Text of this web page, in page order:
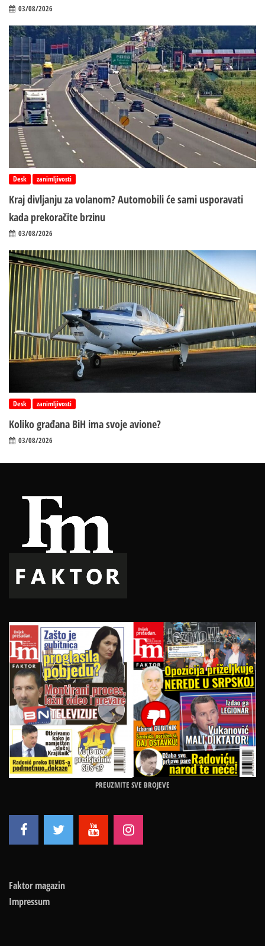
03/08/2026
Desk zanimljivosti
Kraj divljanju za volanom? Automobili će sami usporavati
kada prekoračite brzinu
03/08/2026
Desk zanimljivosti
Koliko građana BiH ima svoje avione?
03/08/2026
PREUZMITE SVE BROJEVE
Faktor magazin
Impressum